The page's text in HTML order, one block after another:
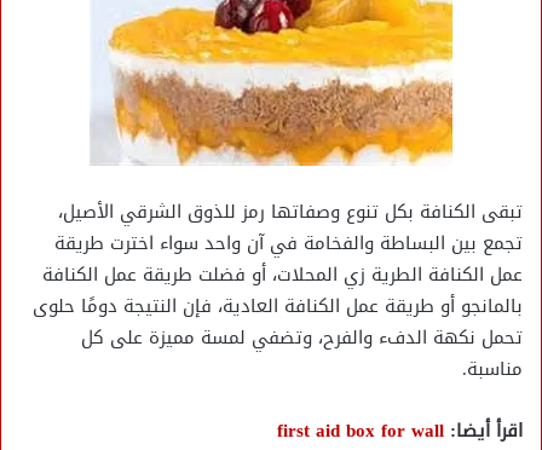
تبقى الكنافة بكل تنوع وصفاتها رمز للذوق الشرقي الأصيل،
تجمع بين البساطة والفخامة في آن واحد سواء اخترت طريقة
عمل الكنافة الطرية زي المحلات، أو فضلت طريقة عمل الكنافة
بالمانجو أو طريقة عمل الكنافة العادية، فإن النتيجة دومًا حلوى
تحمل نكهة الدفء والفرح، وتضفي لمسة مميزة على كل
مناسبة.
اقرأ أيضا: first aid box for wall